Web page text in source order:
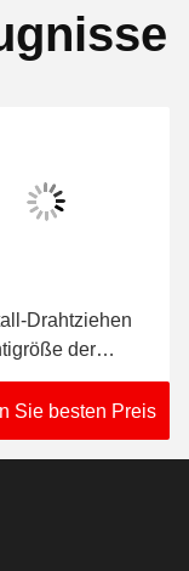
Drahtziehen
der
0.040Mm
Sie besten Preis